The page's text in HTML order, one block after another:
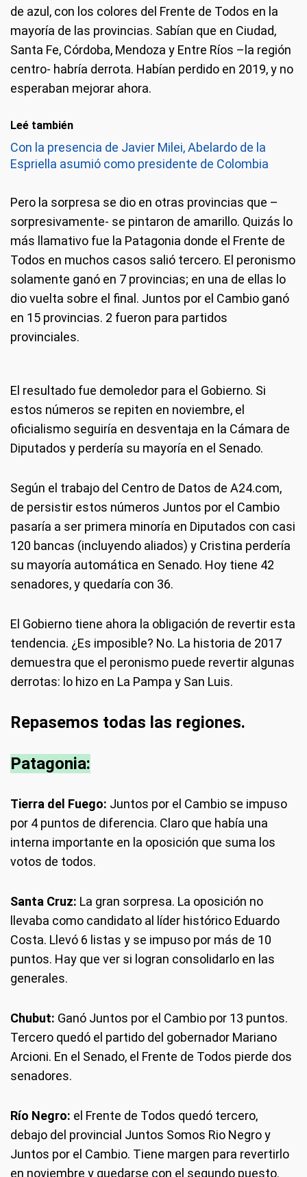
de azul, con los colores del Frente de Todos en la
mayoría de las provincias. Sabían que en Ciudad,
Santa Fe, Córdoba, Mendoza y Entre Ríos –la región
centro- habría derrota. Habían perdido en 2019, y no
esperaban mejorar ahora.
Leé también
Con la presencia de Javier Milei, Abelardo de la
Espriella asumió como presidente de Colombia
Pero la sorpresa se dio en otras provincias que –
sorpresivamente- se pintaron de amarillo. Quizás lo
más llamativo fue la Patagonia donde el Frente de
Todos en muchos casos salió tercero. El peronismo
solamente ganó en 7 provincias; en una de ellas lo
dio vuelta sobre el final. Juntos por el Cambio ganó
en 15 provincias. 2 fueron para partidos
provinciales.
El resultado fue demoledor para el Gobierno. Si
estos números se repiten en noviembre, el
oficialismo seguiría en desventaja en la Cámara de
Diputados y perdería su mayoría en el Senado.
Según el trabajo del Centro de Datos de A24.com,
de persistir estos números Juntos por el Cambio
pasaría a ser primera minoría en Diputados con casi
120 bancas (incluyendo aliados) y Cristina perdería
su mayoría automática en Senado. Hoy tiene 42
senadores, y quedaría con 36.
El Gobierno tiene ahora la obligación de revertir esta
tendencia. ¿Es imposible? No. La historia de 2017
demuestra que el peronismo puede revertir algunas
derrotas: lo hizo en La Pampa y San Luis.
Repasemos todas las regiones.
Patagonia:
Tierra del Fuego: Juntos por el Cambio se impuso
por 4 puntos de diferencia. Claro que había una
interna importante en la oposición que suma los
votos de todos.
Santa Cruz: La gran sorpresa. La oposición no
llevaba como candidato al líder histórico Eduardo
Costa. Llevó 6 listas y se impuso por más de 10
puntos. Hay que ver si logran consolidarlo en las
generales.
Chubut: Ganó Juntos por el Cambio por 13 puntos.
Tercero quedó el partido del gobernador Mariano
Arcioni. En el Senado, el Frente de Todos pierde dos
senadores.
Río Negro: el Frente de Todos quedó tercero,
debajo del provincial Juntos Somos Rio Negro y
Juntos por el Cambio. Tiene margen para revertirlo
en noviembre y quedarse con el segundo puesto.